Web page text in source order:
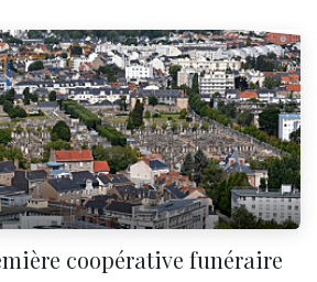
coopérative funéraire